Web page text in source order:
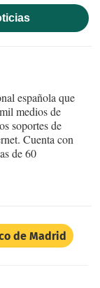
española que
medios de
soportes de
Cuenta con
de 60
de Madrid